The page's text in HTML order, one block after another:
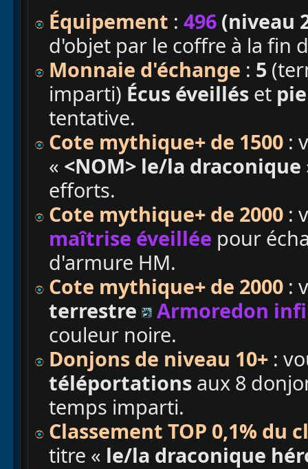
Équipement : 496 (niveau
d'objet par le coffre à la fin
Monnaie d'échange : 5
imparti) Écus éveillés et
tentative.
Cote mythique+ de 1500 :
« <NOM> le/la draconique
efforts.
Cote mythique+ de 2000 :
maîtrise éveillée pour
d'armure HM.
Cote mythique+ de 2000 :
terrestre
Armoredon
couleur noire.
Donjons de niveau 10+ :
téléportations aux 8
temps imparti.
Classement TOP 0,1% du
titre « le/la draconique